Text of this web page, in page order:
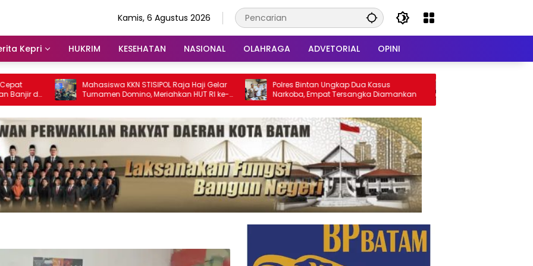
Kamis, 6 Agustus 2026
Kepri HUKRIM KESEHATAN NASIONAL OLAHRAGA ADVETORIAL OPINI
Mahasiswa KKN STISIPOL Raja Haji Gelar
Turnamen Domino, Meriahkan HUT RI ke-
81 di Lingga
Polres Bintan Ungkap Dua Kasus
Narkoba, Empat Tersangka Diamankan
Polresta Tanjungpinang
Hampir 2,9 Kg Sabu
Indonesia, Selamatkan